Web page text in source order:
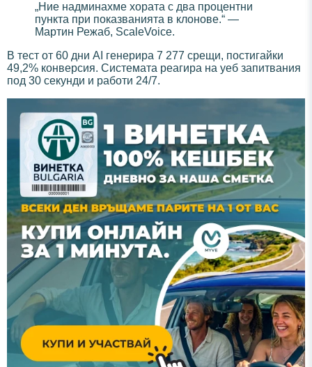
„Ние надминахме хората с два процентни
пункта при показванията в клонове.“ —
Мартин Режаб, ScaleVoice.
В тест от 60 дни AI генерира 7 277 срещи, постигайки
49,2% конверсия. Системата реагира на уеб запитвания
под 30 секунди и работи 24/7.